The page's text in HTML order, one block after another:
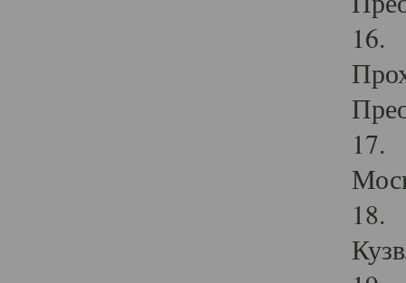
16.
17.
18.